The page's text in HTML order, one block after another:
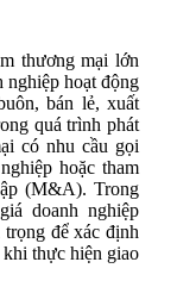
thương mại lớn
hoạt động
bán lẻ, xuất
quá trình phát
có nhu cầu gọi
hoặc tham
(M&A). Trong
doanh nghiệp
để xác định
thực hiện giao